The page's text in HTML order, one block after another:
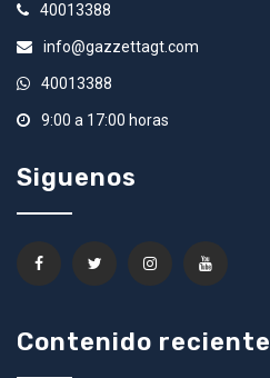
40013388
info@gazzettagt.com
40013388
9:00 a 17:00 horas
Siguenos
Contenido reciente